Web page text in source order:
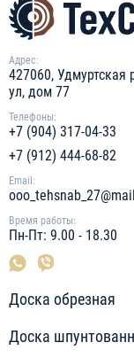
Адрес:
427060, Удмуртская
ул, дом 77
Телефоны:
+7 (904) 317-04-33
+7 (912) 444-68-82
Email:
Время работы:
Пн-Пт: 9.00 - 18.30
Доска обрезная
Доска